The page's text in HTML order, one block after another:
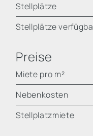
Stellplätze
Stellplätze
Preise
Miete pro m²
Nebenkosten
Stellplatzmiete